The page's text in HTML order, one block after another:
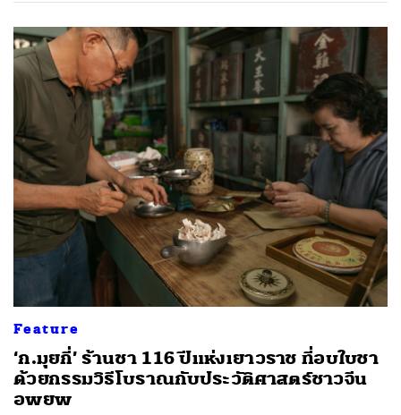
Feature
‘ก.มุยกี่’ ร้านชา 116 ปีแห่งเยาวราช ที่อบใบชา
ด้วยกรรมวิธีโบราณกับประวัติศาสตร์ชาวจีน
อพยพ